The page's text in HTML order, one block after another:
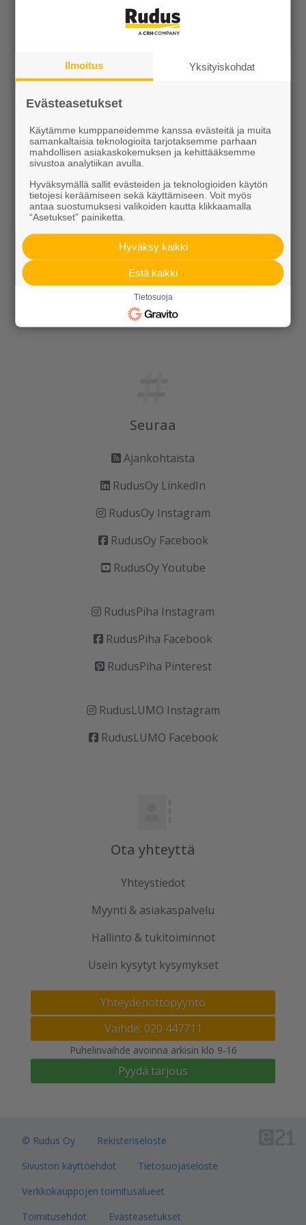
Kotipolku
Ideakuvasto
Tutustu meihin
Ura Ruduksella
Palvelut
Meistä
Vastuullisuus
Seuraa
Ajankohtaista
RudusOy LinkedIn
RudusOy Instagram
RudusOy Facebook
RudusOy Youtube
RudusPiha Instagram
RudusPiha Facebook
RudusPiha Pinterest
RudusLUMO Instagram
RudusLUMO Facebook
Ota yhteyttä
Yhteystiedot
Myynti & asiakaspalvelu
Hallinto & tukitoiminnot
Usein kysytyt kysymykset
Yhteydenottopyyntö
Vaihde: 020 447711
Puhelinvaihde avoinna arkisin klo 9-16
Pyydä tarjous
© Rudus Oy
Rekisteriseloste
Sivuston käyttöehdot
Tietosuojaseloste
Verkkokauppojen toimitusalueet
Toimitusehdot
Evästeasetukset
Ilmoitus Yksityiskohdat
Evästeasetukset
Käytämme kumppaneidemme kanssa evästeitä ja muita
samankaltaisia teknologioita tarjotaksemme parhaan
mahdollisen asiakaskokemuksen ja kehittääksemme
sivustoa analytiikan avulla.
Hyväksymällä sallit evästeiden ja teknologioiden käytön
tietojesi keräämiseen sekä käyttämiseen. Voit myös
antaa suostumuksesi valikoiden kautta klikkaamalla
“Asetukset” painiketta.
Hyväksy kaikki
Estä kaikki
Tietosuoja